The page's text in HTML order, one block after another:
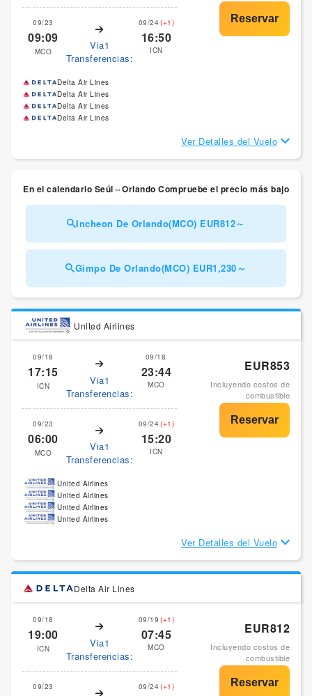
09/23
09:09
MCO
Via1
Transferencias:
09/24(+1)
16:50
ICN
Delta Air Lines
Delta Air Lines
Delta Air Lines
Delta Air Lines
Ver Detalles del Vuelo
En el calendario Seúl⇔Orlando Compruebe el precio más bajo
Incheon De Orlando(MCO) EUR812～
Gimpo De Orlando(MCO) EUR1,230～
United Airlines
09/18
17:15
ICN
Via1
Transferencias:
09/18
23:44
MCO
09/23
06:00
MCO
Via1
Transferencias:
09/24(+1)
15:20
ICN
EUR853
Incluyendo costos de
combustible
United Airlines
United Airlines
United Airlines
United Airlines
Ver Detalles del Vuelo
Delta Air Lines
09/18
19:00
ICN
Via1
Transferencias:
09/19 (+1)
07:45
MCO
09/23 09/24(+1)
EUR812
Incluyendo costos de
combustible